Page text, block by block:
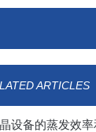
ARTICLES